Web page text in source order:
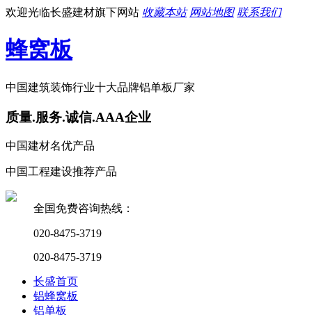
欢迎光临长盛建材旗下网站 收藏本站 网站地图 联系我们
蜂窝板
中国建筑装饰行业十大品牌铝单板厂家
质量.服务.诚信.AAA企业
中国建材名优产品
中国工程建设推荐产品
全国免费咨询热线：
020-8475-3719
020-8475-3719
长盛首页
铝蜂窝板
铝单板